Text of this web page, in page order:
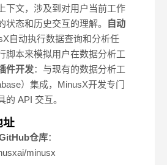
下文，涉及到对用户当前工作
状态和历史交互的理解。
自动
自动执行数据查询和分析任
脚本来模拟用户在数据分析工
件开发：与现有的数据分析工
）集成，MinusX开发专门
的 API 交互。
址
仓库：
minusx